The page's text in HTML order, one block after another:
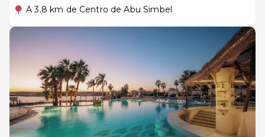
A 3.8 km de Centro de Abu Simbel